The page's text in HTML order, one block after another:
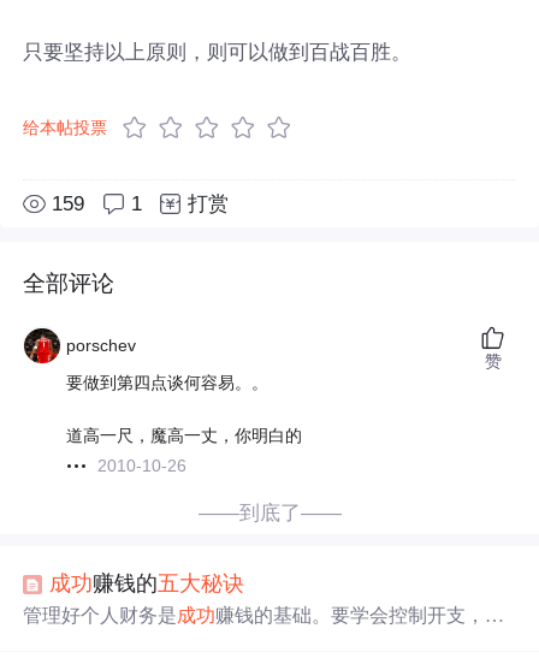
只要坚持以上原则，则可以做到百战百胜。
给本帖投票
159 1 打赏
全部评论
porschev
要做到第四点谈何容易。。
道高一尺，魔高一丈，你明白的
2010-10-26
赞
——到底了——
成功赚钱的五大秘诀
管理好个人财务是成功赚钱的基础。要学会控制开支，避